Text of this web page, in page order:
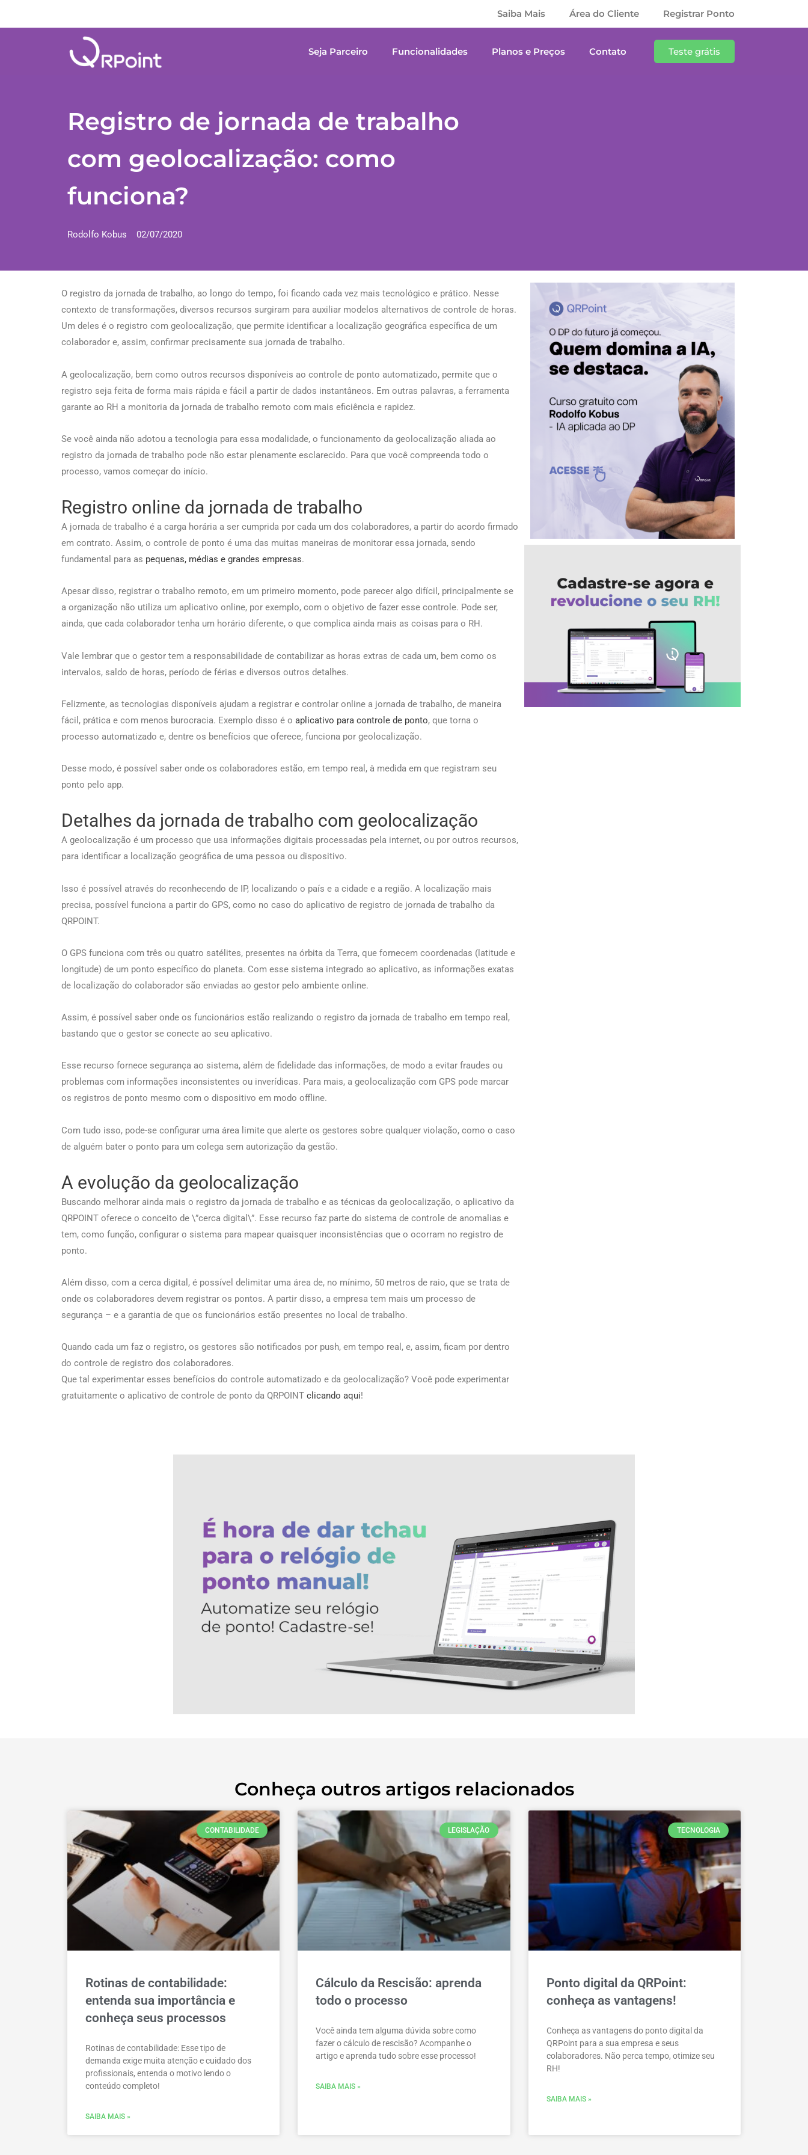
Saiba Mais Área do Cliente Registrar Ponto
Seja Parceiro Funcionalidades Planos e Preços Contato Teste grátis
Registro de jornada de trabalho
com geolocalização: como
funciona?
Rodolfo Kobus 02/07/2020
O registro da jornada de trabalho, ao longo do tempo, foi ficando cada vez mais tecnológico e prático. Nesse
contexto de transformações, diversos recursos surgiram para auxiliar modelos alternativos de controle de horas.
Um deles é o registro com geolocalização, que permite identificar a localização geográfica específica de um
colaborador e, assim, confirmar precisamente sua jornada de trabalho.
A geolocalização, bem como outros recursos disponíveis ao controle de ponto automatizado, permite que o
registro seja feita de forma mais rápida e fácil a partir de dados instantâneos. Em outras palavras, a ferramenta
garante ao RH a monitoria da jornada de trabalho remoto com mais eficiência e rapidez.
Se você ainda não adotou a tecnologia para essa modalidade, o funcionamento da geolocalização aliada ao
registro da jornada de trabalho pode não estar plenamente esclarecido. Para que você compreenda todo o
processo, vamos começar do início.
Registro online da jornada de trabalho
A jornada de trabalho é a carga horária a ser cumprida por cada um dos colaboradores, a partir do acordo firmado
em contrato. Assim, o controle de ponto é uma das muitas maneiras de monitorar essa jornada, sendo
fundamental para as pequenas, médias e grandes empresas.
Apesar disso, registrar o trabalho remoto, em um primeiro momento, pode parecer algo difícil, principalmente se
a organização não utiliza um aplicativo online, por exemplo, com o objetivo de fazer esse controle. Pode ser,
ainda, que cada colaborador tenha um horário diferente, o que complica ainda mais as coisas para o RH.
Vale lembrar que o gestor tem a responsabilidade de contabilizar as horas extras de cada um, bem como os
intervalos, saldo de horas, período de férias e diversos outros detalhes.
Felizmente, as tecnologias disponíveis ajudam a registrar e controlar online a jornada de trabalho, de maneira
fácil, prática e com menos burocracia. Exemplo disso é o aplicativo para controle de ponto, que torna o
processo automatizado e, dentre os benefícios que oferece, funciona por geolocalização.
Desse modo, é possível saber onde os colaboradores estão, em tempo real, à medida em que registram seu
ponto pelo app.
Detalhes da jornada de trabalho com geolocalização
A geolocalização é um processo que usa informações digitais processadas pela internet, ou por outros recursos,
para identificar a localização geográfica de uma pessoa ou dispositivo.
Isso é possível através do reconhecendo de IP, localizando o país e a cidade e a região. A localização mais
precisa, possível funciona a partir do GPS, como no caso do aplicativo de registro de jornada de trabalho da
QRPOINT.
O GPS funciona com três ou quatro satélites, presentes na órbita da Terra, que fornecem coordenadas (latitude e
longitude) de um ponto específico do planeta. Com esse sistema integrado ao aplicativo, as informações exatas
de localização do colaborador são enviadas ao gestor pelo ambiente online.
Assim, é possível saber onde os funcionários estão realizando o registro da jornada de trabalho em tempo real,
bastando que o gestor se conecte ao seu aplicativo.
Esse recurso fornece segurança ao sistema, além de fidelidade das informações, de modo a evitar fraudes ou
problemas com informações inconsistentes ou inverídicas. Para mais, a geolocalização com GPS pode marcar
os registros de ponto mesmo com o dispositivo em modo offline.
Com tudo isso, pode-se configurar uma área limite que alerte os gestores sobre qualquer violação, como o caso
de alguém bater o ponto para um colega sem autorização da gestão.
A evolução da geolocalização
Buscando melhorar ainda mais o registro da jornada de trabalho e as técnicas da geolocalização, o aplicativo da
QRPOINT oferece o conceito de \”cerca digital\”. Esse recurso faz parte do sistema de controle de anomalias e
tem, como função, configurar o sistema para mapear quaisquer inconsistências que o ocorram no registro de
ponto.
Além disso, com a cerca digital, é possível delimitar uma área de, no mínimo, 50 metros de raio, que se trata de
onde os colaboradores devem registrar os pontos. A partir disso, a empresa tem mais um processo de
segurança – e a garantia de que os funcionários estão presentes no local de trabalho.
Quando cada um faz o registro, os gestores são notificados por push, em tempo real, e, assim, ficam por dentro
do controle de registro dos colaboradores.
Que tal experimentar esses benefícios do controle automatizado e da geolocalização? Você pode experimentar
gratuitamente o aplicativo de controle de ponto da QRPOINT clicando aqui!
Conheça outros artigos relacionados
CONTABILIDADE
Rotinas de contabilidade:
entenda sua importância e
conheça seus processos
Rotinas de contabilidade: Esse tipo de
demanda exige muita atenção e cuidado dos
profissionais, entenda o motivo lendo o
conteúdo completo!
SAIBA MAIS »
LEGISLAÇÃO
Cálculo da Rescisão: aprenda
todo o processo
Você ainda tem alguma dúvida sobre como
fazer o cálculo de rescisão? Acompanhe o
artigo e aprenda tudo sobre esse processo!
SAIBA MAIS »
TECNOLOGIA
Ponto digital da QRPoint:
conheça as vantagens!
Conheça as vantagens do ponto digital da
QRPoint para a sua empresa e seus
colaboradores. Não perca tempo, otimize seu
RH!
SAIBA MAIS »